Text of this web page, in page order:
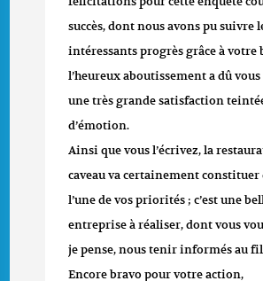
succès, dont nous avons pu suivre
intéressants progrès grâce à votre
l’heureux aboutissement a dû
une très grande satisfaction
d’émotion.
Ainsi que vous l’écrivez, la
caveau va certainement constituer
l’une de vos priorités ; c’est une
entreprise à réaliser, dont vous
je pense, nous tenir informés au
Encore bravo pour votre action,